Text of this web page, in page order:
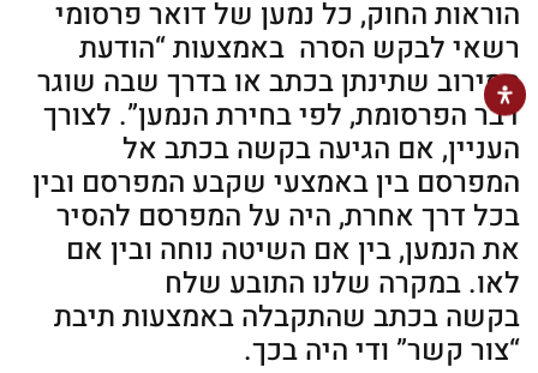
הוראות החוק, כל נמען של דואר פרסומי
רשאי לבקש הסרה באמצעות “הודעת
הסירוב שתינתן בכתב או בדרך שבה שוגר
דבר הפרסומת, לפי בחירת הנמען”. לצורך
העניין, אם הגיעה בקשה בכתב אל
המפרסם בין באמצעי שקבע המפרסם ובין
בכל דרך אחרת, היה על המפרסם להסיר
את הנמען, בין אם השיטה נוחה ובין אם
לאו. במקרה שלנו התובע שלח
בקשה בכתב שהתקבלה באמצעות תיבת
“צור קשר” ודי היה בכך.